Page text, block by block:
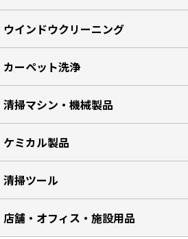
ウインドウクリーニング
カーペット洗浄
清掃マシン・機械製品
ケミカル製品
清掃ツール
店舗・オフィス・施設用品